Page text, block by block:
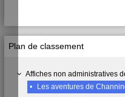
Plan de classement
Affiches non administratives
•
Les aventures de Channing